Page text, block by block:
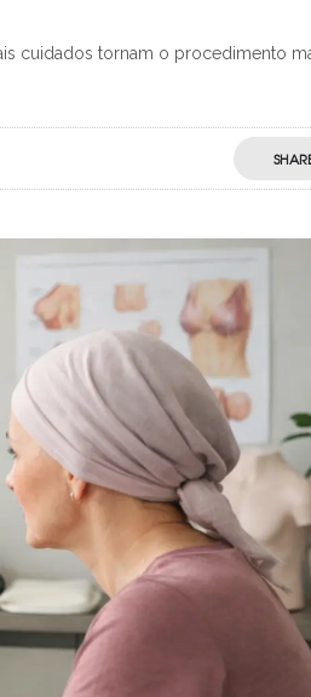
cuidados tornam o procedimento